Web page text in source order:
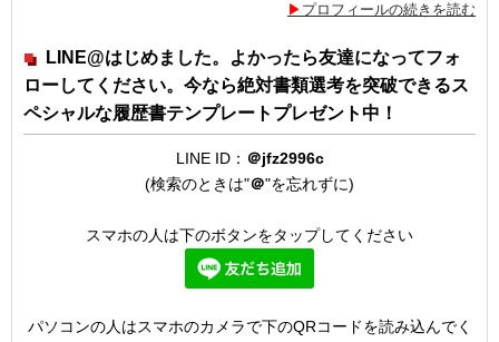
プロフィールの続きを読む
LINE@はじめました。よかったら友達になってフォ
ローしてください。今なら絶対書類選考を突破できるス
ペシャルな履歴書テンプレートプレゼント中！
LINE ID： ＠jfz2996c
(検索のときは"＠"を忘れずに)
スマホの人は下のボタンをタップしてください
パソコンの人はスマホのカメラで下のQRコードを読み込んでく